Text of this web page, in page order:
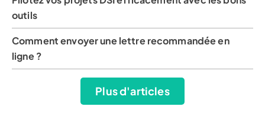
outils
Comment envoyer une lettre recommandée en
ligne ?
Plus d'articles